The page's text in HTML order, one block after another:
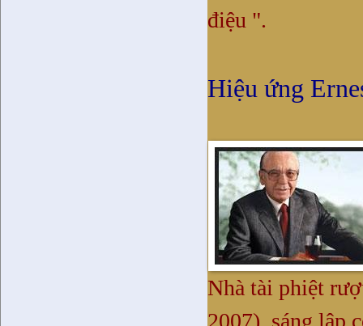
điệu ".
Hiệu ứng
Nhà tài phiệt
2007), sáng lập